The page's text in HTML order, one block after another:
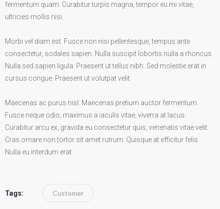
fermentum quam. Curabitur turpis magna, tempor eu mi vitae,
ultricies mollis nisi.
Morbi vel diam est. Fusce non nisi pellentesque, tempus ante
consectetur, sodales sapien. Nulla suscipit lobortis nulla a rhoncus.
Nulla sed sapien ligula. Praesent ut tellus nibh. Sed molestie erat in
cursus congue. Praesent ut volutpat velit.
Maecenas ac purus nisl. Maecenas pretium auctor fermentum.
Fusce neque odio, maximus a iaculis vitae, viverra at lacus.
Curabitur arcu ex, gravida eu consectetur quis, venenatis vitae velit.
Cras ornare non tortor sit amet rutrum. Quisque at efficitur felis.
Nulla eu interdum erat.
Tags: Customer